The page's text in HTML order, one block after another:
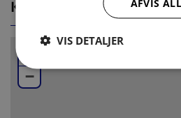
Bad 1: Dusj, servant og toalett.
Øvrig informasjon:
Wi-Fi
Balkong
KORT
−
AFVIS
VIS DETALJER